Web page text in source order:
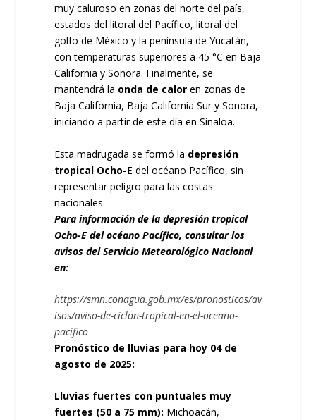
muy caluroso en zonas del norte del país,
estados del litoral del Pacífico, litoral del
golfo de México y la península de Yucatán,
con temperaturas superiores a 45 °C en Baja
California y Sonora. Finalmente, se
mantendrá la onda de caloren zonas de
Baja California, Baja California Sur y Sonora,
iniciando a partir de este día en Sinaloa.
Esta madrugada se formó la depresión
tropical Ocho-E del océano Pacífico, sin
representar peligro para las costas
nacionales.
Para información de la depresión tropical
Ocho-E del océano Pacífico, consultar los
avisos del Servicio Meteorológico Nacional
en:
https://smn.conagua.gob.mx/es/pronosticos/av
isos/aviso-de-ciclon-tropical-en-el-oceano-
pacifico
Pronóstico de lluvias para hoy 04 de
agosto de 2025:
Lluvias fuertes con puntuales muy
fuertes (50 a 75 mm): Michoacán,